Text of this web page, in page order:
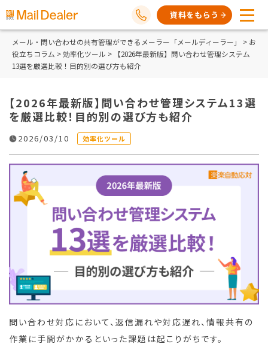
資料をもらう
メール・問い合わせの共有管理ができるメーラー「メールディーラー」 > お
役立ちコラム >効率化ツール > 【2026年最新版】問い合わせ管理システム
13選を厳選比較！目的別の選び方も紹介
【2026年最新版】問い合わせ管理システム13選
を厳選比較！目的別の選び方も紹介
2026/03/10 効率化ツール
問い合わせ対応において、返信漏れや対応遅れ、情報共有の
作業に手間がかかるといった課題は起こりがちです。